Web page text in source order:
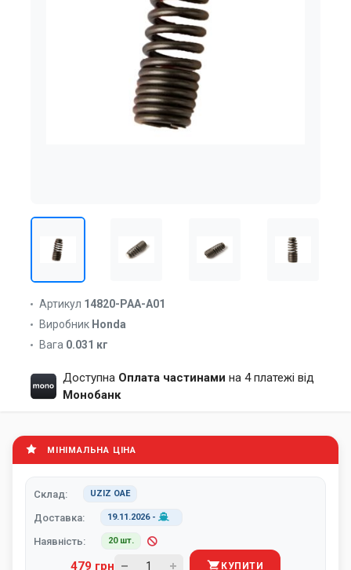
Артикул 14820-PAA-A01
Виробник Honda
Вага 0.031 кг
Доступна Оплата частинами на 4 платежі від
Монобанк
МІНІМАЛЬНА ЦІНА
Склад: UZIZ ОАЕ
Доставка: 19.11.2026-
Наявність: 20 шт.
479 грн КУПИТИ